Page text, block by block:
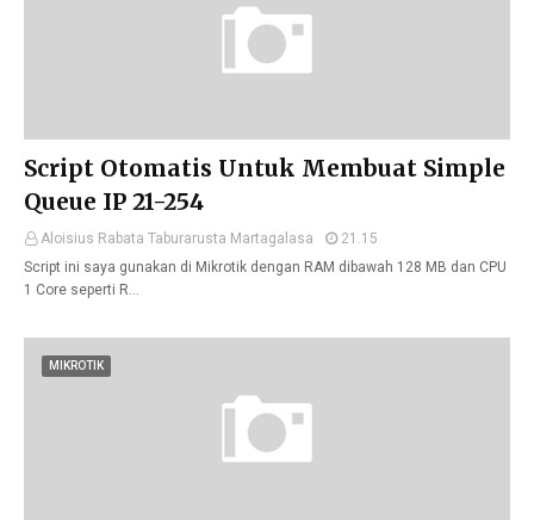
Script Otomatis Untuk Membuat Simple
Queue IP 21-254
Aloisius Rabata Taburarusta Martagalasa
21.15
Script ini saya gunakan di Mikrotik dengan RAM dibawah 128 MB dan CPU
1 Core seperti R…
MIKROTIK